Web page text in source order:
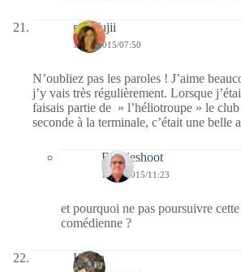
missfujii
16/09/2015/07:50
N’oubliez pas les paroles ! J’aime
j’y vais très régulièrement. Lorsque
faisais partie de » l’héliotroupe » le club
seconde à la terminale, c’était une belle
Bernieshoot
16/09/2015/11:23
et pourquoi ne pas poursuivre
comédienne ?
Kévin